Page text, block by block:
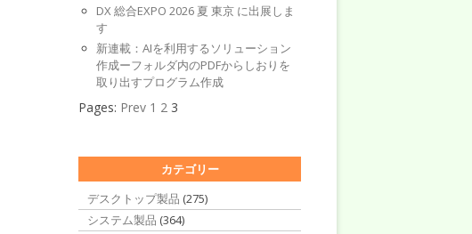
DX 総合EXPO 2026 夏 東京 に出展しま
す
新連載：AIを利用するソリューション
作成ーフォルダ内のPDFからしおりを
取り出すプログラム作成
Pages: Prev 1 2 3
カテゴリー
デスクトップ製品 (275)
システム製品 (364)